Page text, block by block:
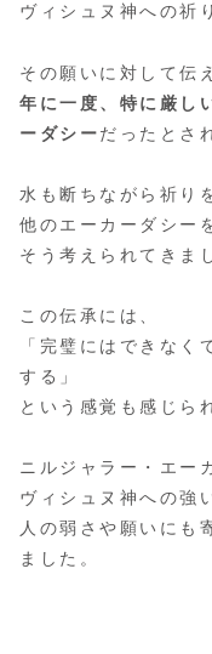
ヴィシュヌ神への祈
その願いに対して伝
年に一度、特に厳し
ーダシーだったとさ
水も断ちながら祈り
他のエーカーダシー
そう考えられてきま
この伝承には、
「完璧にはできなく
する」
という感覚も感じら
ニルジャラー・エー
ヴィシュヌ神への強
人の弱さや願いにも
ました。